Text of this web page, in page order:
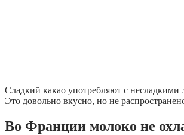
Сладкий какао употребляют с несладкими
Это довольно вкусно, но не
Во Франции молоко не